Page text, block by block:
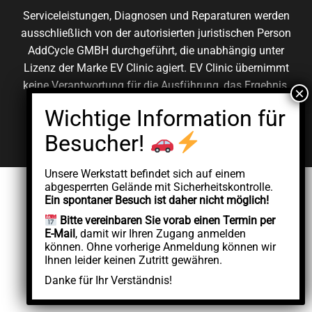
Serviceleistungen, Diagnosen und Reparaturen werden
ausschließlich von der autorisierten juristischen Person
AddCycle GMBH durchgeführt, die unabhängig unter
Lizenz der Marke EV Clinic agiert. EV Clinic übernimmt
keine Verantwortung für die Ausführung, das Ergebnis,
Schäden im Zusammenhang mit der erbrachten
Dienstleistung.
Unsere Werkstatt befindet sich auf einem
abgesperrten Gelände mit Sicherheitskontrolle.
Ein spontaner Besuch ist daher nicht möglich!
Bitte vereinbaren Sie vorab einen Termin per
E-Mail, damit wir Ihren Zugang anmelden
können. Ohne vorherige Anmeldung können wir
Ihnen leider keinen Zutritt gewähren.
Danke für Ihr Verständnis!